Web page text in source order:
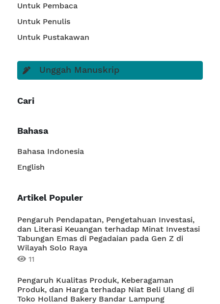
Untuk Pembaca
Untuk Penulis
Untuk Pustakawan
Unggah Manuskrip
Cari
Bahasa
Bahasa Indonesia
English
Artikel Populer
Pengaruh Pendapatan, Pengetahuan Investasi,
dan Literasi Keuangan terhadap Minat Investasi
Tabungan Emas di Pegadaian pada Gen Z di
Wilayah Solo Raya
11
Pengaruh Kualitas Produk, Keberagaman
Produk, dan Harga terhadap Niat Beli Ulang di
Toko Holland Bakery Bandar Lampung